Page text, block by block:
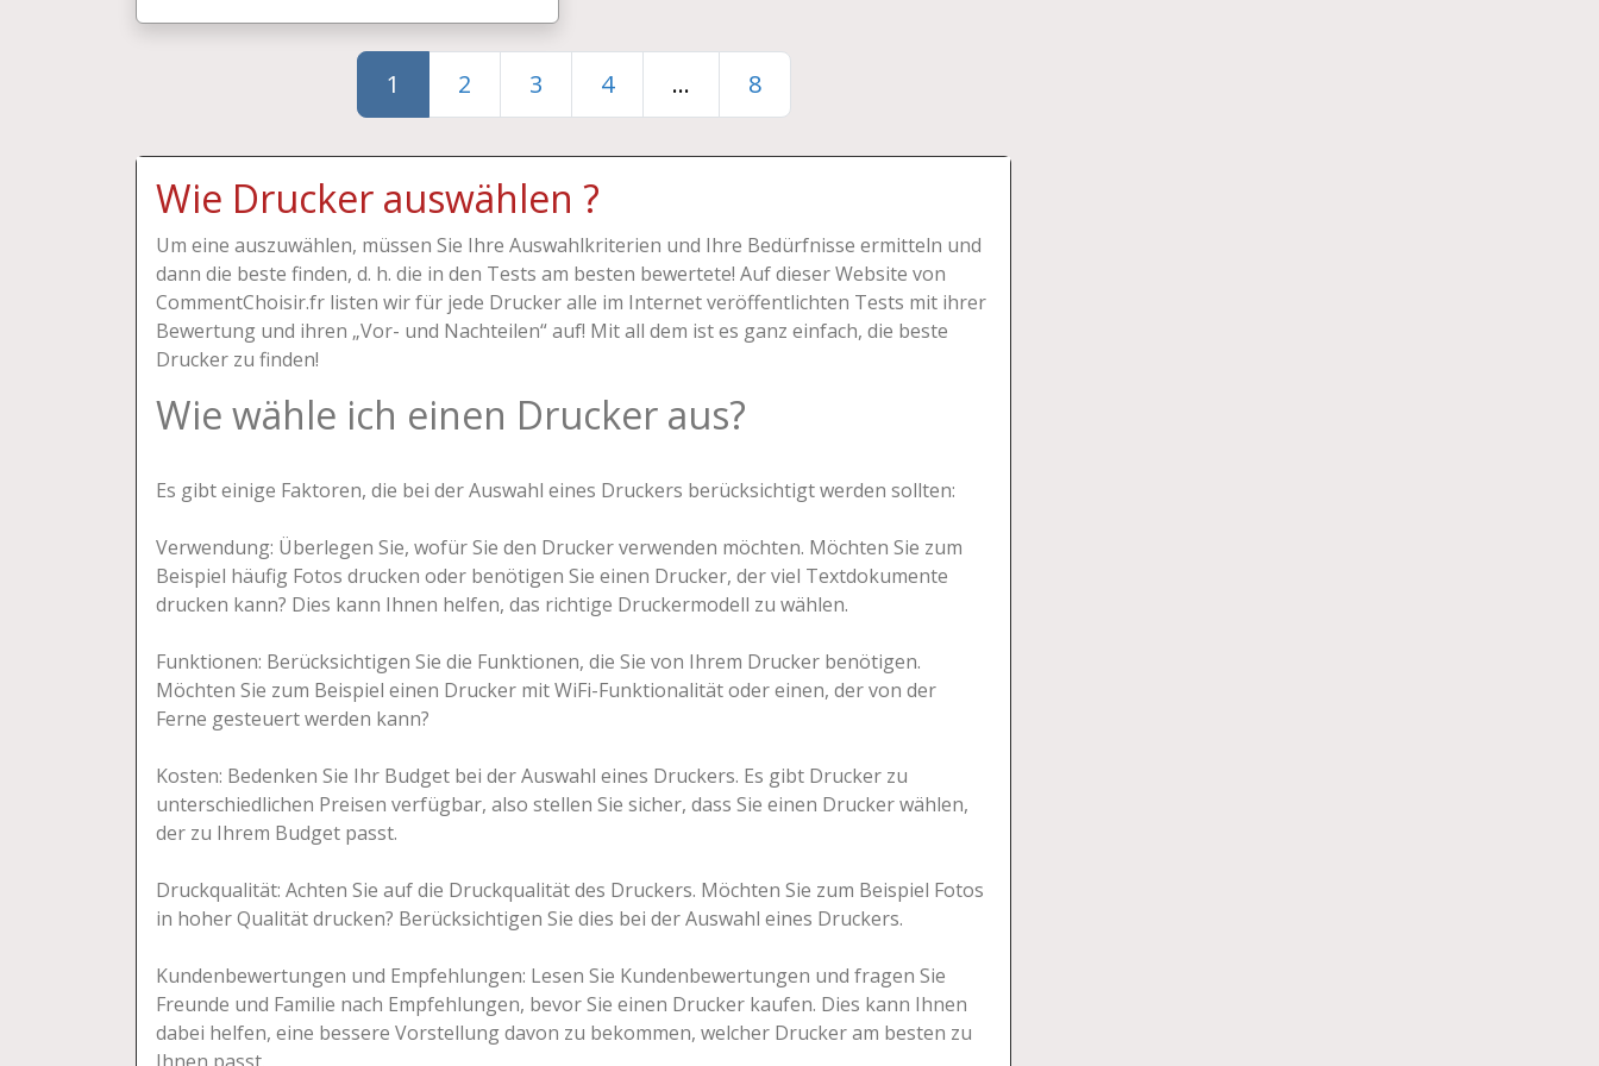
1 2 3 4 ... 8
Wie Drucker auswählen ?
Um eine auszuwählen, müssen Sie Ihre Auswahlkriterien und Ihre Bedürfnisse ermitteln und
dann die beste finden, d. h. die in den Tests am besten bewertete! Auf dieser Website von
CommentChoisir.fr listen wir für jede Drucker alle im Internet veröffentlichten Tests mit ihrer
Bewertung und ihren „Vor- und Nachteilen“ auf! Mit all dem ist es ganz einfach, die beste
Drucker zu finden!
Wie wähle ich einen Drucker aus?
Es gibt einige Faktoren, die bei der Auswahl eines Druckers berücksichtigt werden sollten:
Verwendung: Überlegen Sie, wofür Sie den Drucker verwenden möchten. Möchten Sie zum
Beispiel häufig Fotos drucken oder benötigen Sie einen Drucker, der viel Textdokumente
drucken kann? Dies kann Ihnen helfen, das richtige Druckermodell zu wählen.
Funktionen: Berücksichtigen Sie die Funktionen, die Sie von Ihrem Drucker benötigen.
Möchten Sie zum Beispiel einen Drucker mit WiFi-Funktionalität oder einen, der von der
Ferne gesteuert werden kann?
Kosten: Bedenken Sie Ihr Budget bei der Auswahl eines Druckers. Es gibt Drucker zu
unterschiedlichen Preisen verfügbar, also stellen Sie sicher, dass Sie einen Drucker wählen,
der zu Ihrem Budget passt.
Druckqualität: Achten Sie auf die Druckqualität des Druckers. Möchten Sie zum Beispiel Fotos
in hoher Qualität drucken? Berücksichtigen Sie dies bei der Auswahl eines Druckers.
Kundenbewertungen und Empfehlungen: Lesen Sie Kundenbewertungen und fragen Sie
Freunde und Familie nach Empfehlungen, bevor Sie einen Drucker kaufen. Dies kann Ihnen
dabei helfen, eine bessere Vorstellung davon zu bekommen, welcher Drucker am besten zu